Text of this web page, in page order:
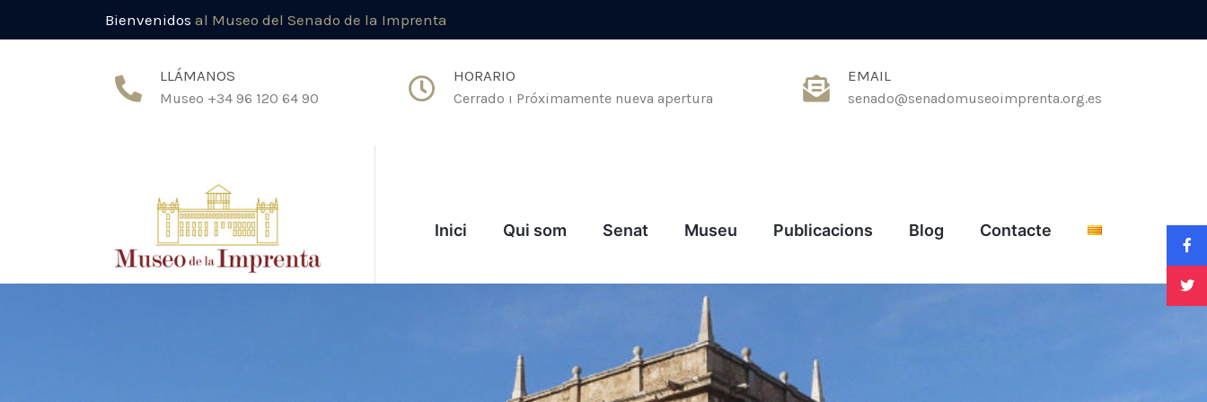
Bienvenidos al Museo del Senado de la Imprenta
LLÁMANOS
Museo +34 96 120 64 90
HORARIO
Cerrado ı Próximamente nueva apertura
EMAIL
senado@senadomuseoimprenta.org.es
Inici Qui som Senat Museu Publicacions Blog Contacte